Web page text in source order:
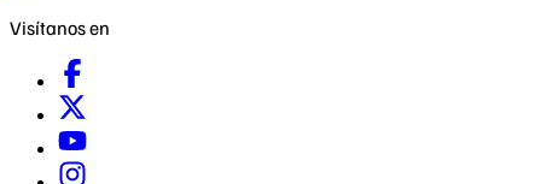
Visítanos en